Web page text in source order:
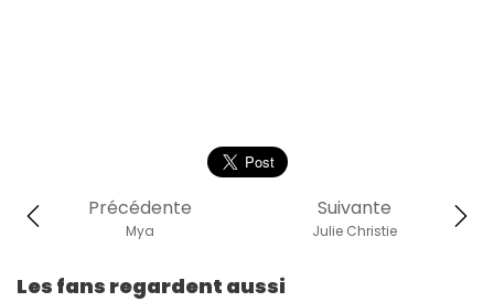
Suivante
Julie Christie
Précédente
Mya
Les fans regardent aussi